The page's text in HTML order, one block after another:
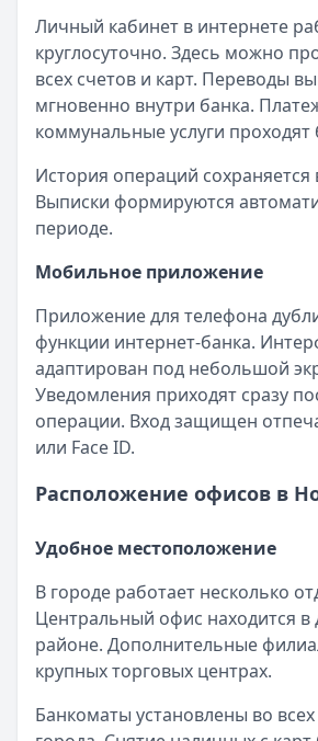
Личный кабинет в интернете
круглосуточно. Здесь можно
всех счетов и карт. Переводы
мгновенно внутри банка.
коммунальные услуги проходят
История операций сохраняется
Выписки формируются
периоде.
Мобильное приложение
Приложение для телефона
функции интернет-банка.
адаптирован под небольшой
Уведомления приходят сразу
операции. Вход защищен
или Face ID.
Расположение офисов в
Удобное местоположение
В городе работает несколько
Центральный офис находится в
районе. Дополнительные
крупных торговых центрах.
Банкоматы установлены во